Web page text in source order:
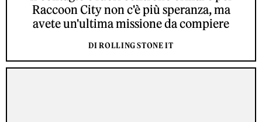
Raccoon City non c'è più speranza, ma
avete un'ultima missione da compiere
DI ROLLING STONE IT